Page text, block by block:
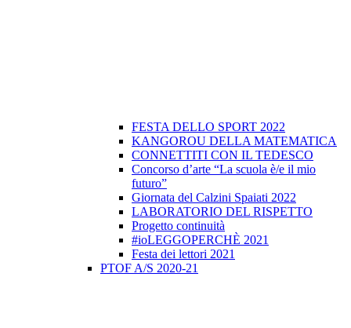
FESTA DELLO SPORT 2022
KANGOROU DELLA MATEMATICA
CONNETTITI CON IL TEDESCO
Concorso d’arte “La scuola è/e il mio
futuro”
Giornata del Calzini Spaiati 2022
LABORATORIO DEL RISPETTO
Progetto continuità
#ioLEGGOPERCHÈ 2021
Festa dei lettori 2021
PTOF A/S 2020-21